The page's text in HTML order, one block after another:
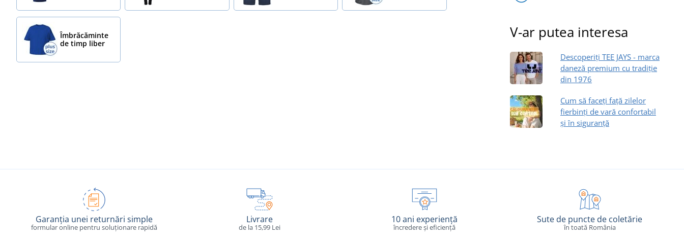
Îmbrăcăminte
de timp liber
V-ar putea interesa
Descoperiți TEE JAYS - marca
daneză premium cu tradiție
din 1976
Cum să faceți față zilelor
fierbinți de vară confortabil
și în siguranță
Garanția unei returnări simple
formular online pentru soluționare rapidă
Livrare
de la 15,99 Lei
10 ani experiență
încredere și eficiență
Sute de puncte de coletărie
în toată România